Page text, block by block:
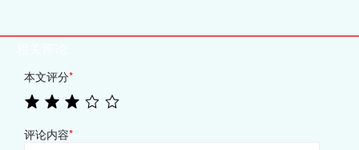
本文评分*
评论内容*